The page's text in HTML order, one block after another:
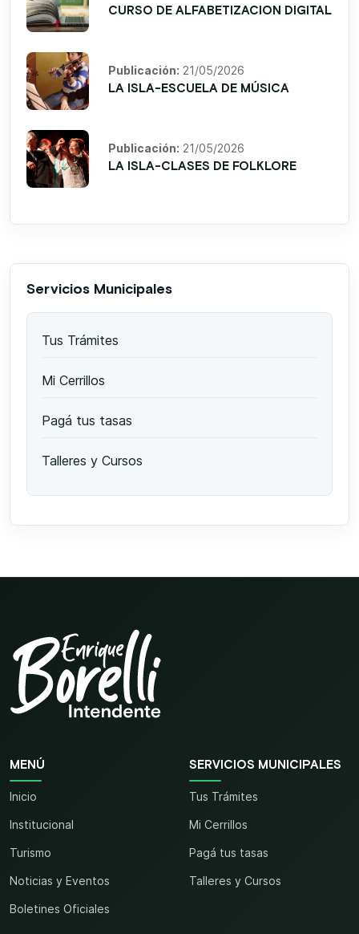
CURSO DE ALFABETIZACION DIGITAL
Publicación: 21/05/2026
LA ISLA-ESCUELA DE MÚSICA
Publicación: 21/05/2026
LA ISLA-CLASES DE FOLKLORE
Servicios Municipales
Tus Trámites
Mi Cerrillos
Pagá tus tasas
Talleres y Cursos
MENÚ
Inicio
Institucional
Turismo
Noticias y Eventos
Boletines Oficiales
SERVICIOS MUNICIPALES
Tus Trámites
Mi Cerrillos
Pagá tus tasas
Talleres y Cursos